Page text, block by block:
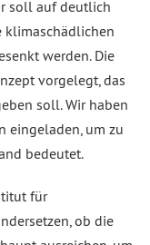
soll auf deutlich
klimaschädlichen
werden. Die
vorgelegt, das
soll. Wir haben
eingeladen, um zu
bedeutet.
für
ob die